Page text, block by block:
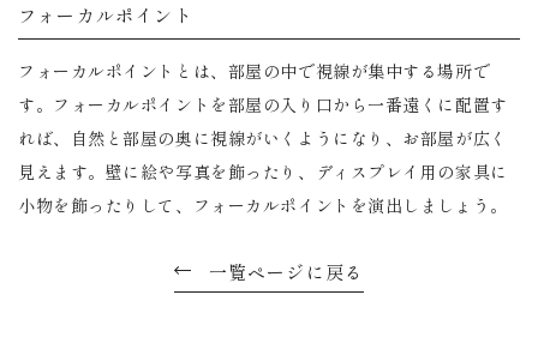
フォーカルポイント
フォーカルポイントとは、部屋の中で視線が集中する場所で
す。フォーカルポイントを部屋の入り口から一番遠くに配置す
れば、自然と部屋の奥に視線がいくようになり、お部屋が広く
見えます。壁に絵や写真を飾ったり、ディスプレイ用の家具に
小物を飾ったりして、フォーカルポイントを演出しましょう。
一覧ページに戻る